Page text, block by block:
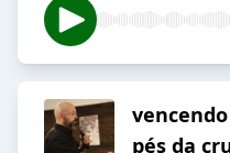
pés da